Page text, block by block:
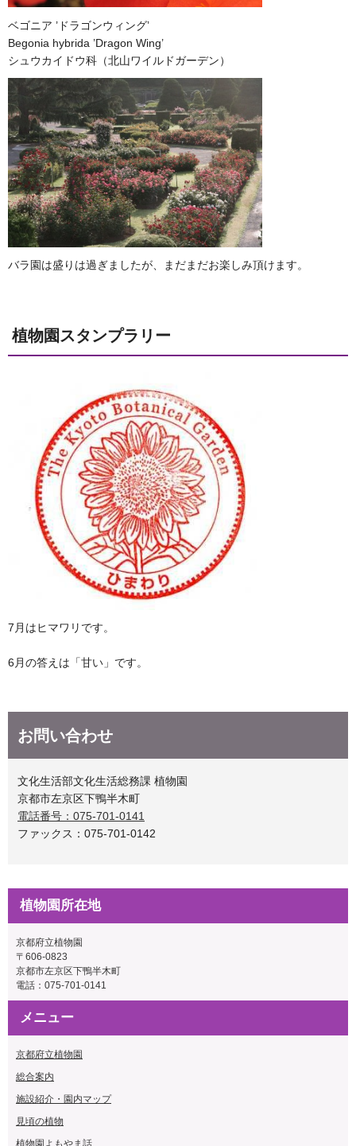
ベゴニア ’ドラゴンウィング’
Begonia hybrida ’Dragon Wing’
シュウカイドウ科（北山ワイルドガーデン）
バラ園は盛りは過ぎましたが、まだまだお楽しみ頂けます。
植物園スタンプラリー
7月はヒマワリです。
6月の答えは「甘い」です。
お問い合わせ
文化生活部文化生活総務課 植物園
京都市左京区下鴨半木町
電話番号：075-701-0141
ファックス：075-701-0142
植物園所在地
京都府立植物園
〒606-0823
京都市左京区下鴨半木町
電話： 075-701-0141
メニュー
京都府立植物園
総合案内
施設紹介・園内マップ
見頃の植物
植物園よもやま話